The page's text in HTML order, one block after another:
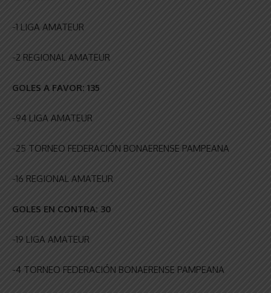
-1 LIGA AMATEUR
-2 REGIONAL AMATEUR
GOLES A FAVOR: 135
-94 LIGA AMATEUR
-25 TORNEO FEDERACIÓN BONAERENSE PAMPEANA
-16 REGIONAL AMATEUR
GOLES EN CONTRA: 30
-19 LIGA AMATEUR
-4 TORNEO FEDERACIÓN BONAERENSE PAMPEANA